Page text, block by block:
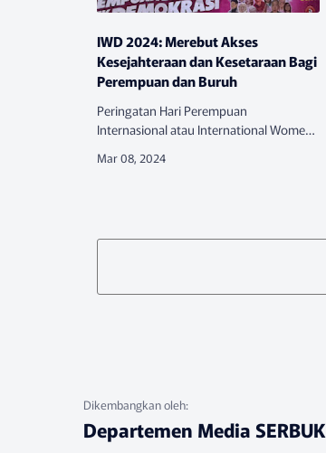
IWD 2024: Merebut Akses
Kesejahteraan dan Kesetaraan Bagi
Perempuan dan Buruh
Peringatan Hari Perempuan
Internasional atau International Women’s
Maret dirayakan dan diperingati dengan
Departemen Media SERBUK